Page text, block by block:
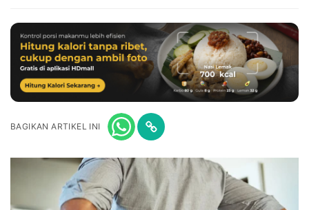
BAGIKAN ARTIKEL INI